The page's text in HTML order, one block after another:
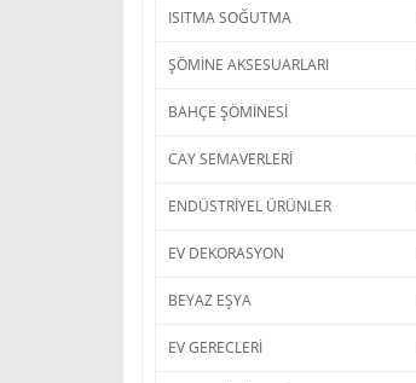
ISITMA SOĞUTMA
ŞÖMİNE AKSESUARLARI
BAHÇE ŞÖMİNESİ
CAY SEMAVERLERİ
ENDÜSTRİYEL ÜRÜNLER
EV DEKORASYON
BEYAZ EŞYA
EV GERECLERİ